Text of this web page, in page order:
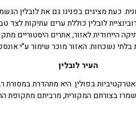
כעת מציגים בפנינו גם את לובלין
לובלין כוללת ערים עתיקות לצד
הייחודית לאזור, אתרים היסטוריים
בלתי נשכחות. האזור מוכר שימור ע"י
העיר לובלין
מרשימה. כ-70% מהמבנים נשמרו בצורתם המקורית,